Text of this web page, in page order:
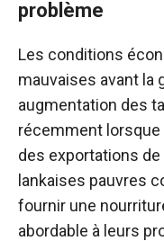
problème
Les conditions
mauvaises avant la
augmentation des
récemment
des exportations
lankaises pauvres
fournir une
abordable à leurs